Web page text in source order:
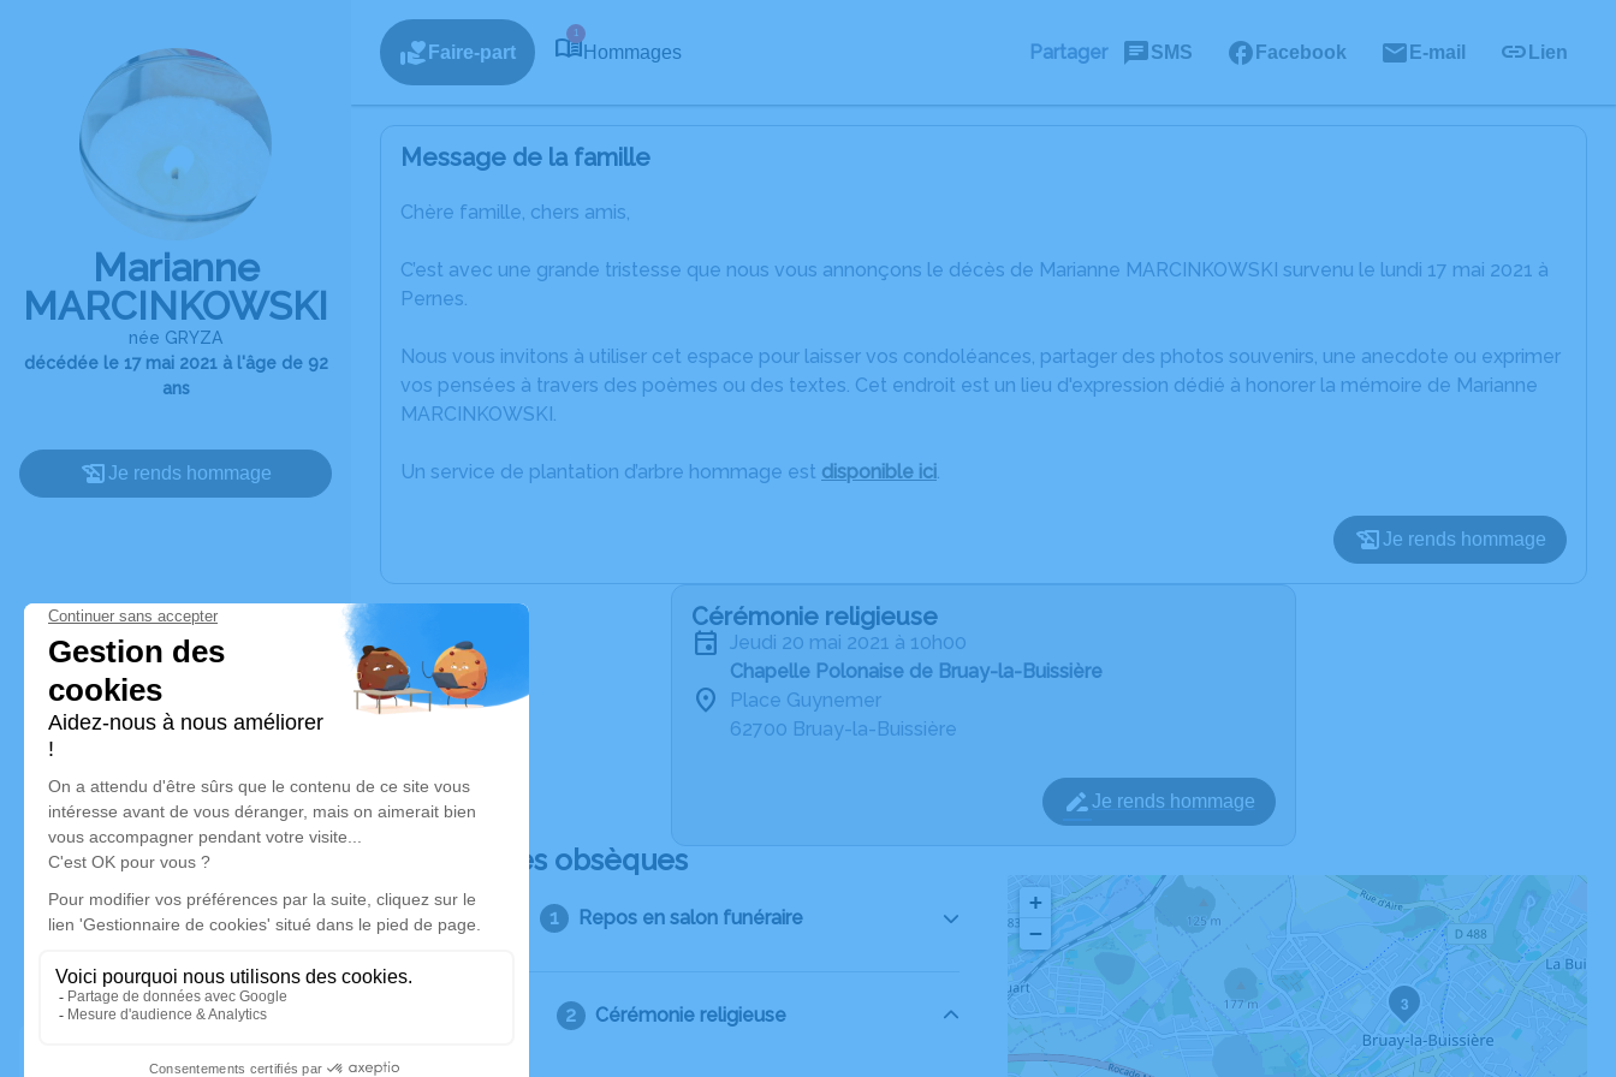
Marianne
MARCINKOWSKI
née GRYZA
décédée le 17 mai 2021 à l'âge de 92
ans
Je rends hommage
Faire-part
1
Hommages Partager SMS Facebook E-mail Lien
Message de la famille
Chère famille, chers amis,
C’est avec une grande tristesse que nous vous annonçons le décès de Marianne MARCINKOWSKI survenu le lundi 17 mai 2021 à
Pernes.
Nous vous invitons à utiliser cet espace pour laisser vos condoléances, partager des photos souvenirs, une anecdote ou exprimer
vos pensées à travers des poèmes ou des textes. Cet endroit est un lieu d'expression dédié à honorer la mémoire de Marianne
MARCINKOWSKI.
Un service de plantation d’arbre hommage est disponible ici.
Je rends hommage
Cérémonie religieuse
jeudi 20 mai 2021 à 10h00
Chapelle Polonaise de Bruay-la-Buissière
Place Guynemer
62700 Bruay-la-Buissière
Je rends hommage
Déroulé des obsèques
Repos en salon funéraire
Cérémonie religieuse 3
+
−